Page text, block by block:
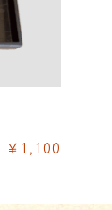
￥1,100